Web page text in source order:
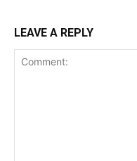
LEAVE A REPLY